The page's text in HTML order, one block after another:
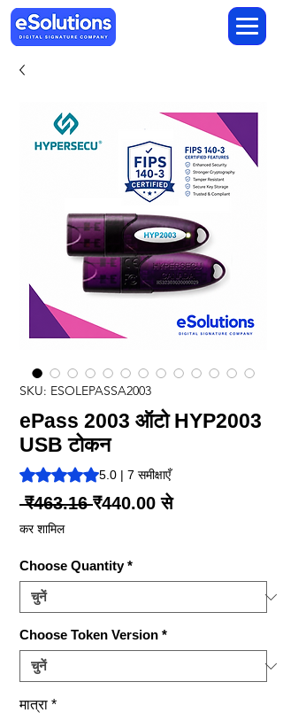
SKU: ESOLEPASSA2003
ePass 2003 ऑटो HYP2003
USB टोकन
5.0 में से 5 स्टार रेटिंग 7 समीक्षाओं के आधार पर है
5.0 | 7 समीक्षाएँ
₹463.16 नियमित
₹440.00 सेबिक्री
कर शामिल
Choose Quantity *
Choose Token Version *
मात्रा *